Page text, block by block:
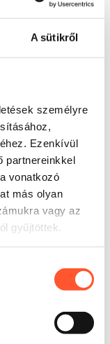
A sütikről
személyre
Ezenkívül
partnereinkkel
vonatkozó
más olyan
vagy az
gyűjtöttek.
számára,
a résztvevők
A
a köz-
ahol a
képezik. A 3
ad a
leállások